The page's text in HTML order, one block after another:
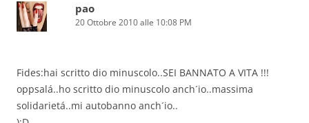
pao
20 Ottobre 2010 alle 10:08 PM
Fides:hai scritto dio minuscolo..SEI BANNATO A VITA !!!
oppsalá..ho scritto dio minuscolo anch´io..massima
solidarietá..mi autobanno anch´io..